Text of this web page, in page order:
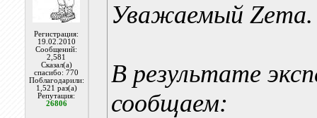
Регистрация:
19.02.2010
Сообщений:
2,581
Сказал(а)
спасибо: 770
Поблагодарили:
1,521 раз(а)
Репутация:
26806
Уважаемый Zema.
В результате
сообщаем: